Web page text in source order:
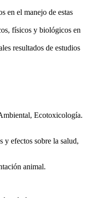
en el manejo de estas
físicos y biológicos en
resultados de estudios
Ecotoxicología.
y efectos sobre la salud,
animal.